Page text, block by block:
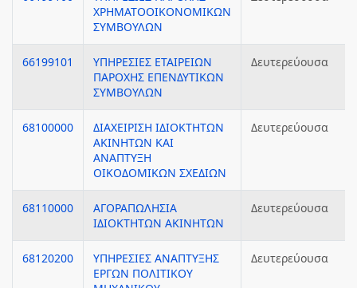
ΧΡΗΜΑΤΟΟΙΚΟΝΟΜΙΚΩΝ
ΣΥΜΒΟΥΛΩΝ
66199101
ΥΠΗΡΕΣΙΕΣ ΕΤΑΙΡΕΙΩΝ
ΠΑΡΟΧΗΣ ΕΠΕΝΔΥΤΙΚΩΝ
ΣΥΜΒΟΥΛΩΝ
Δευτερεύουσα
68100000
ΔΙΑΧΕΙΡΙΣΗ ΙΔΙΟΚΤΗΤΩΝ
ΑΚΙΝΗΤΩΝ ΚΑΙ
ΑΝΑΠΤΥΞΗ
ΟΙΚΟΔΟΜΙΚΩΝ ΣΧΕΔΙΩΝ
Δευτερεύουσα
68110000
ΑΓΟΡΑΠΩΛΗΣΙΑ
ΙΔΙΟΚΤΗΤΩΝ ΑΚΙΝΗΤΩΝ
Δευτερεύουσα
68120200
ΥΠΗΡΕΣΙΕΣ ΑΝΑΠΤΥΞΗΣ
ΕΡΓΩΝ ΠΟΛΙΤΙΚΟΥ
Δευτερεύουσα